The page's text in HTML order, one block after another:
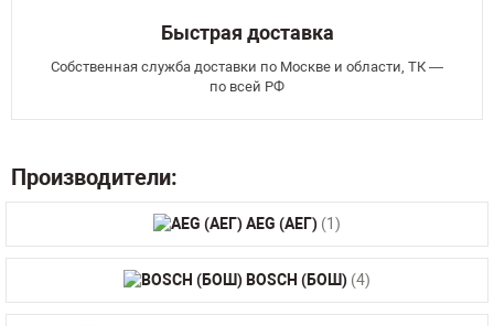
Быстрая доставка
Собственная служба доставки по Москве и области, ТК —
по всей РФ
Производители:
AEG (АЕГ) (1)
BOSCH (БОШ) (4)